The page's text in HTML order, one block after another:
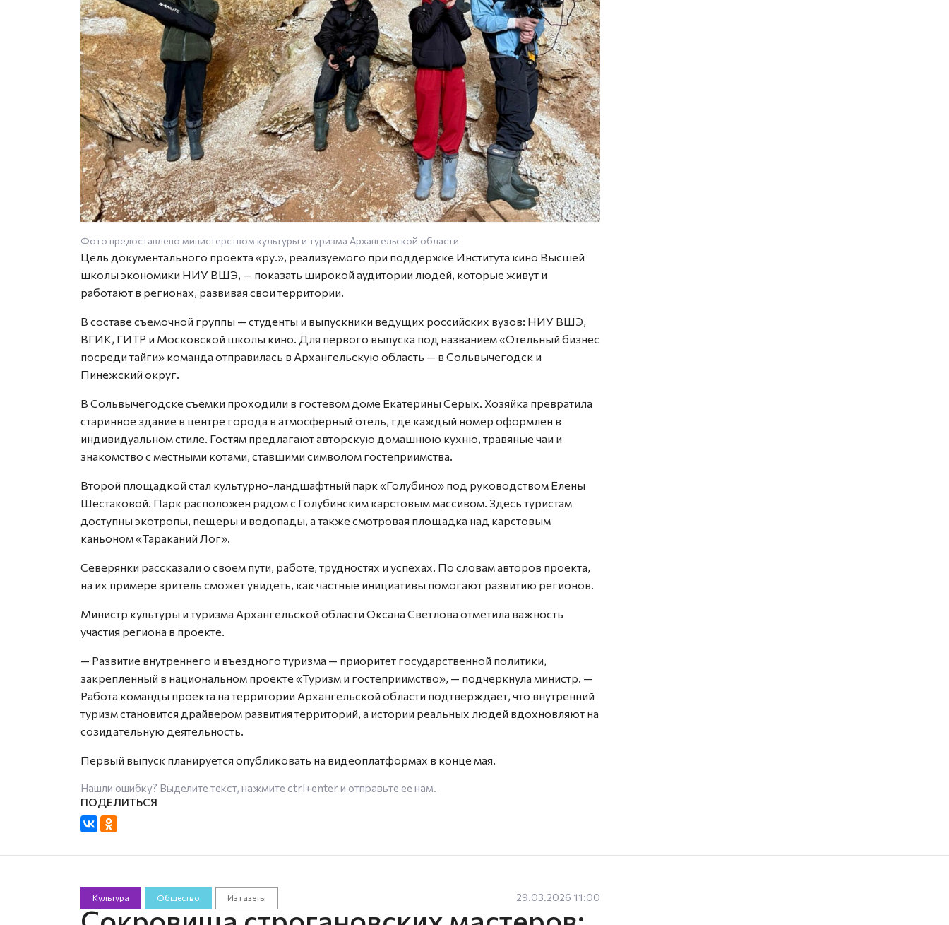
Фото предоставлено министерством культуры и туризма Архангельской области
Цель документального проекта «ру.», реализуемого при поддержке Института кино Высшей
школы экономики НИУ ВШЭ, — показать широкой аудитории людей, которые живут и
работают в регионах, развивая свои территории.
В составе съемочной группы — студенты и выпускники ведущих российских вузов: НИУ ВШЭ,
ВГИК, ГИТР и Московской школы кино. Для первого выпуска под названием «Отельный бизнес
посреди тайги» команда отправилась в Архангельскую область — в Сольвычегодск и
Пинежский округ.
В Сольвычегодске съемки проходили в гостевом доме Екатерины Серых. Хозяйка превратила
старинное здание в центре города в атмосферный отель, где каждый номер оформлен в
индивидуальном стиле. Гостям предлагают авторскую домашнюю кухню, травяные чаи и
знакомство с местными котами, ставшими символом гостеприимства.
Второй площадкой стал культурно-ландшафтный парк «Голубино» под руководством Елены
Шестаковой. Парк расположен рядом с Голубинским карстовым массивом. Здесь туристам
доступны экотропы, пещеры и водопады, а также смотровая площадка над карстовым
каньоном «Тараканий Лог».
Северянки рассказали о своем пути, работе, трудностях и успехах. По словам авторов проекта,
на их примере зритель сможет увидеть, как частные инициативы помогают развитию регионов.
Министр культуры и туризма Архангельской области Оксана Светлова отметила важность
участия региона в проекте.
— Развитие внутреннего и въездного туризма — приоритет государственной политики,
закрепленный в национальном проекте «Туризм и гостеприимство», — подчеркнула министр. —
Работа команды проекта на территории Архангельской области подтверждает, что внутренний
туризм становится драйвером развития территорий, а истории реальных людей вдохновляют на
созидательную деятельность.
Первый выпуск планируется опубликовать на видеоплатформах в конце мая.
Нашли ошибку? Выделите текст, нажмите ctrl+enterи отправьте ее нам.
Культура Общество Из газеты 29.03.2026 11:00